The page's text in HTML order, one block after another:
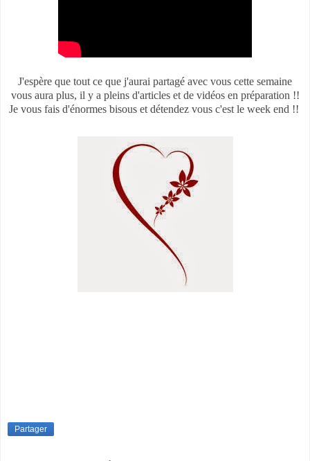
J'espère que tout ce que j'aurai partagé avec vous cette semaine
vous aura plus, il y a pleins d'articles et de vidéos en préparation !!
Je vous fais d'énormes bisous et détendez vous c'est le week end !!
Partager